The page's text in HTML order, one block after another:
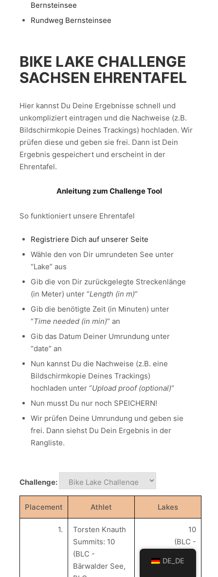
Bernsteinsee
Rundweg Bernsteinsee
BIKE LAKE CHALLENGE
SACHSEN EHRENTAFEL
Hier kannst Du Deine Ergebnisse schnell und
unkompliziert eintragen und die Nachweise (z.B.
Bildschirmkopie Deines Trackings) hochladen. Wir
prüfen diese und geben sie frei. Dann ist Dein
Ergebnis gespeichert und erscheint in der
Ehrentafel.
Anleitung zum Challenge Tool
So funktioniert unsere Ehrentafel
Registriere Dich auf unserer Seite
Wähle den von Dir umrundeten See unter
“Lake” aus
Gib die von Dir zurückgelegte Streckenlänge
(in Meter) unter “Length (in m)“
Gib die benötigte Zeit (in Minuten) unter
“Time needed (in min)” an
Gib das Datum Deiner Umrundung unter
“date” an
Nun kannst Du die Nachweise (z.B. eine
Bildschirmkopie Deines Trackings)
hochladen unter “Upload proof (optional)“
Nun musst Du nur noch SPEICHERN!
Wir prüfen Deine Umrundung und geben sie
frei. Dann siehst Du Dein Ergebnis in der
Rangliste.
Challenge:
Placement Athlet Lakes
1.
Torsten Knauth
Summits: 10
(BLC -
Bärwalder See,
10
(BLC -
Bärwalder See,
BLC -
DE_DE